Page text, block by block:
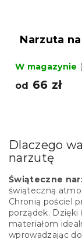
Narzuta na
W magazynie
od 66 zł
Dlaczego
narzutę
Świąteczne
świąteczną
Chronią pościel
porządek. Dzięki
materiałom
wprowadzając